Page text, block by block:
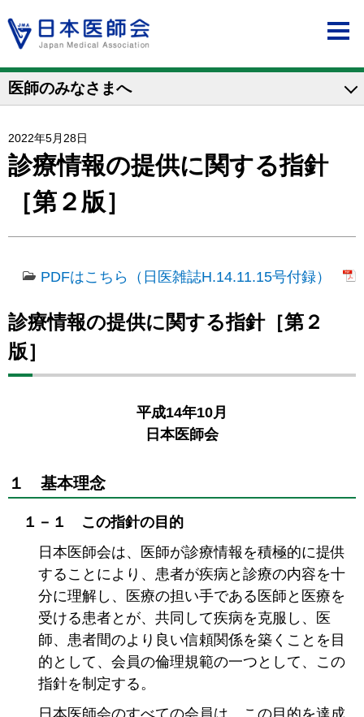
医師のみなさまへ
2022年5月28日
診療情報の提供に関する指針
［第２版］
PDFはこちら（日医雑誌H.14.11.15号付録）
診療情報の提供に関する指針［第２
版］
平成14年10月
日本医師会
１ 基本理念
１－１ この指針の目的
日本医師会は、医師が診療情報を積極的に提供
することにより、患者が疾病と診療の内容を十
分に理解し、医療の担い手である医師と医療を
受ける患者とが、共同して疾病を克服し、医
師、患者間のより良い信頼関係を築くことを目
的として、会員の倫理規範の一つとして、この
指針を制定する。
日本医師会のすべての会員は、この目的を達成